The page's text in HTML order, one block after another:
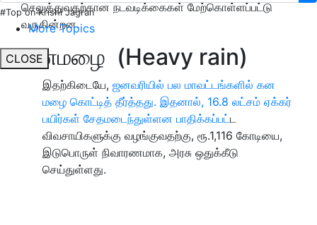
#Top on Krishi Jagran
More Topics
CLOSE
செலுத்துவதற்கான நடவடிக்கைகள் மேற்கொள்ளப்பட்டு
வருகின்றன.
கனமழை (Heavy rain)
இதற்கிடையே, ஜனவரியில் பல மாவட்டங்களில் கன
மழை கொட்டித் தீர்த்தது. இதனால், 16.8 லட்சம் ஏக்கர்
பயிர்கள் சேதமடைந்துள்ளன பாதிக்கப்பட் ட
விவசாயிகளுக்கு வழங்குவதற்கு, ரூ.1,116 கோடியை,
இடுபொருள் நிவாரணமாக, அரசு ஒதுக்கீடு
செய்துள்ளது.